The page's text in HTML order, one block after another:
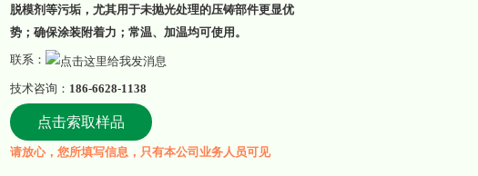
脱模剂等污垢，尤其用于未抛光处理的压铸部件更显优
势；确保涂装附着力；常温、加温均可使用。
联系：
技术咨询： 186-6628-1138
点击索取样品
请放心，您所填写信息，只有本公司业务人员可见